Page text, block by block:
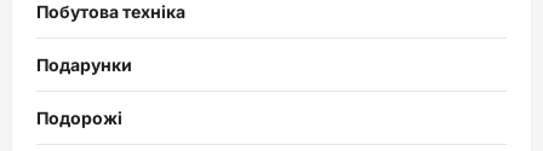
Побутова техніка
Подарунки
Подорожі